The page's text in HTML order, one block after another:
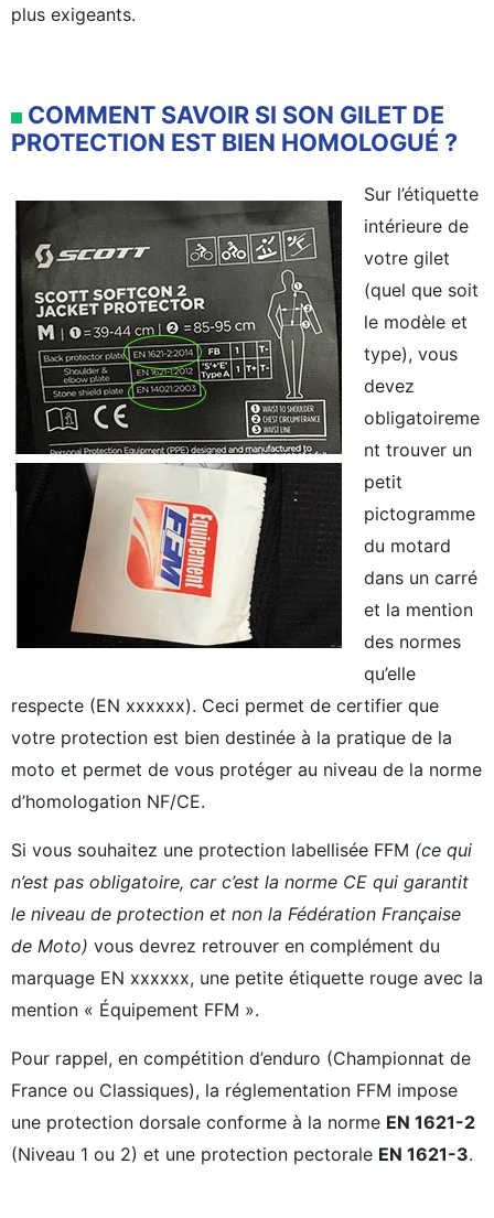
plus exigeants.
COMMENT SAVOIR SI SON GILET DE
PROTECTION EST BIEN HOMOLOGUÉ ?
Sur l’étiquette
intérieure de
votre gilet
(quel que soit
le modèle et
type), vous
devez
obligatoireme
nt trouver un
petit
pictogramme
du motard
dans un carré
et la mention
des normes
qu’elle
respecte (EN xxxxxx). Ceci permet de certifier que
votre protection est bien destinée à la pratique de la
moto et permet de vous protéger au niveau de la norme
d’homologation NF/CE.
Si vous souhaitez une protection labellisée FFM (ce qui
n’est pas obligatoire, car c’est la norme CE qui garantit
le niveau de protection et non la Fédération Française
de Moto) vous devrez retrouver en complément du
marquage EN xxxxxx, une petite étiquette rouge avec la
mention « Équipement FFM ».
Pour rappel, en compétition d’enduro (Championnat de
France ou Classiques), la réglementation FFM impose
une protection dorsale conforme à la norme EN 1621-2
(Niveau 1 ou 2) et une protection pectorale EN 1621-3.